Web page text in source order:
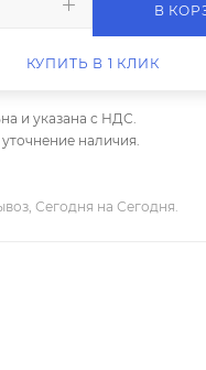
В
КУПИТЬ В 1 КЛИК
и указана с НДС.
наличия.
Сегодня на Сегодня.